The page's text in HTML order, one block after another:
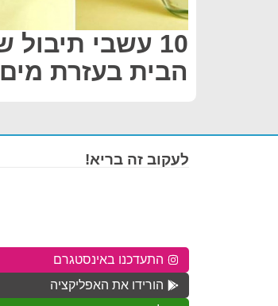
10 עשבי
הבית בעזרת
לעקוב זה בריא!
התעדכנו באינסטגרם
הורידו את האפליקציה